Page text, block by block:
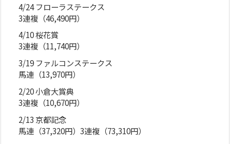
4/24 フローラステークス
3連複（46,490円）
4/10 桜花賞
3連複（11,740円）
3/19 ファルコンステークス
馬連（13,970円）
2/20 小倉大賞典
3連複（10,670円）
2/13 京都記念
馬連（37,320円）3連複（73,310円）